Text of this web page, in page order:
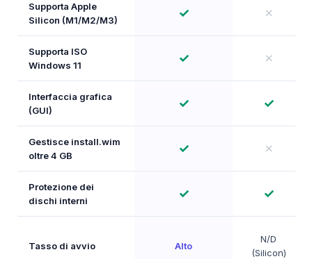
Supporta Apple
Silicon (M1/M2/M3)
✓ ✗
Supporta ISO
Windows 11
✓ ✗
Interfaccia grafica
(GUI)
✓ ✓
Gestisce install.wim
oltre 4 GB
✓ ✗
Protezione dei
dischi interni
✓ ✓
Tasso di avvio Alto
N/D
(Silicon)